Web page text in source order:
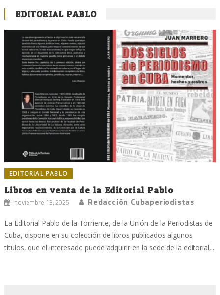
EDITORIAL PABLO
EDITORIAL PABLO
Libros en venta de la Editorial Pablo
noviembre 13, 2025 Redacción Cubaperiodistas
La Editorial Pablo de la Torriente, de la Unión de la Periodistas de
Cuba, dispone en su colección de libros publicados algunos
títulos, que el interesado puede adquirir en la sede de la editorial,...